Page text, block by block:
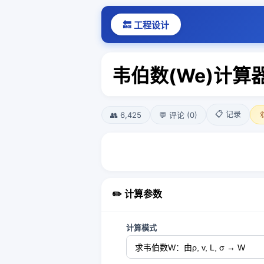
🔙 工程设计
韦伯数(We)计算
👥 6,425 💬 评论 (0) 📋 记录
✏️ 计算参数
计算模式